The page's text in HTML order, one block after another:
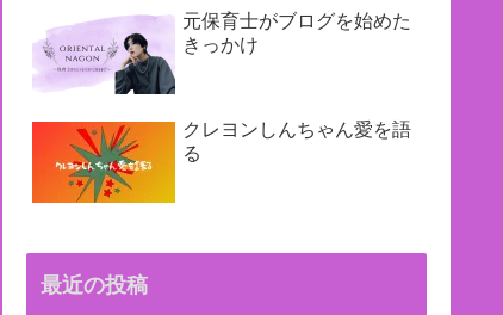
元保育士がブログを始めた
きっかけ
クレヨンしんちゃん愛を語
る
最近の投稿